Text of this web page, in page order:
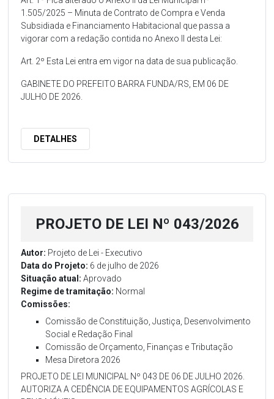
1.505/2025 – Minuta de Contrato de Compra e Venda
Subsidiada e Financiamento Habitacional que passa a
vigorar com a redação contida no Anexo II desta Lei:
Art. 2º Esta Lei entra em vigor na data de sua publicação.
GABINETE DO PREFEITO BARRA FUNDA/RS, EM 06 DE
JULHO DE 2026.
DETALHES
PROJETO DE LEI Nº 043/2026
Autor: Projeto de Lei - Executivo
Data do Projeto: 6 de julho de 2026
Situação atual: Aprovado
Regime de tramitação: Normal
Comissões:
Comissão de Constituição, Justiça, Desenvolvimento
Social e Redação Final
Comissão de Orçamento, Finanças e Tributação
Mesa Diretora 2026
PROJETO DE LEI MUNICIPAL Nº 043 DE 06 DE JULHO 2026.
AUTORIZA A CEDÊNCIA DE EQUIPAMENTOS AGRÍCOLAS E